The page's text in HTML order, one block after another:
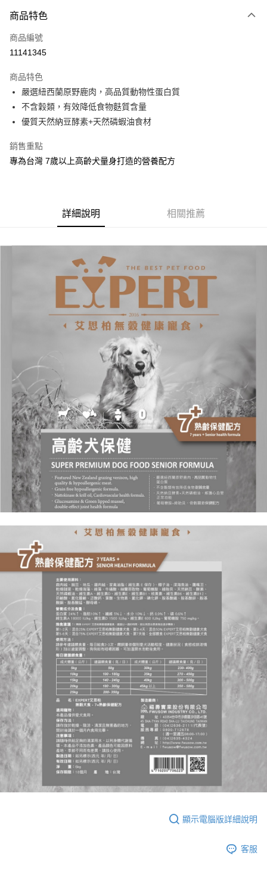
信用卡一次付款
超商取貨付款
Apple Pay
悠遊付
全盈+PAY
AFTEE先享後付是「在收到商品之後才付款」的支付方式。 讓您購物簡單
２．便利：只要手機號碼，簡訊認證，即可結帳。
３．安心：先確認商品／服務後，再付款。
【「AFTEE先享後付」結帳流程】
１．於結帳方式選擇「AFTEE先享後付」後，將跳轉至「AFTEE先享後付」
結帳頁面，進行簡訊認證並確認金額後，即可完成結帳。
２．訂單成立數日內，您將收到繳費通知簡訊。
３．收到繳費通知簡訊後14天內，點擊此簡訊中的連結，可透過四大超商／
ATM／網路銀行／等多元方式進行付款，方視為交易完成。
※ 請注意：結帳手續完成當下不需立刻繳費，但若您需要取消訂單，請聯絡
購買商品的店家。未經商家同意取消之訂單仍視為有效，需透過AFTEE先享
後付繳納相關費用。
※ 交易是否成功請以「AFTEE先享後付 」之結帳頁面顯示為準，若有關於
是否繳費成功／繳費後需取消欲退款等相關疑問，請聯繫「AFTEE先享後付
客戶支援中心」 https://netprotections.freshdesk.com/support/home
【注意事項】
１．透過由恩沛科技股份有限公司提供之「AFTEE先享後付」服務完成之交
易，需依本服務之必要範圍內提供個人資料，並將交易相關給付款項請求債
權轉讓予恩沛科技股份有限公司。
２．關於個人資料處理事宜，請瀏覽以下網址：
https://aftee.tw/terms/#terms3
３．未成年的使用者請事先徵得法定代理人或監護人之同意方可使用
「AFTEE先享後付」，若未經同意申辦者引起之損失，本公司不負相關責
任。
時審查核予不同之上限額度；若仍有額度不足之情形，本公司將視審查結果
請求用戶進行身份認證。
５．嚴禁一人註冊多個帳號或使用他人資訊註冊。若發現惡意使用之情形，
恩沛科技股份有限公司將有權停止該用戶之使用額度並採取法律行動。
每筆NT$70，滿NT$699(含以上)免運費
每筆NT$70，滿NT$799(含以上)免運費
每筆NT$120，滿NT$1,200(含以上)免運費
商品特色
商品編號
11141345
商品特色
嚴選紐西蘭原野鹿肉，高品質動物性蛋白質
不含穀類，有效降低食物麩質含量
優質天然納豆酵素+天然磷蝦油食材
銷售重點
專為台灣 7歲以上高齡犬量身打造的營養配方
詳細說明 相關推薦
顯示電腦版詳細說明
客服